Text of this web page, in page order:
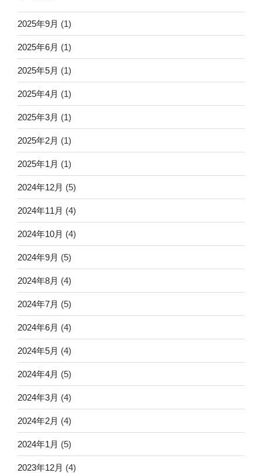
2025年9月 (1)
2025年6月 (1)
2025年5月 (1)
2025年4月 (1)
2025年3月 (1)
2025年2月 (1)
2025年1月 (1)
2024年12月 (5)
2024年11月 (4)
2024年10月 (4)
2024年9月 (5)
2024年8月 (4)
2024年7月 (5)
2024年6月 (4)
2024年5月 (4)
2024年4月 (5)
2024年3月 (4)
2024年2月 (4)
2024年1月 (5)
2023年12月 (4)